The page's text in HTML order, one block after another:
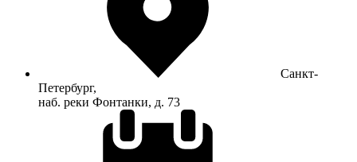
Санкт-
Петербург,
наб. реки Фонтанки, д. 73